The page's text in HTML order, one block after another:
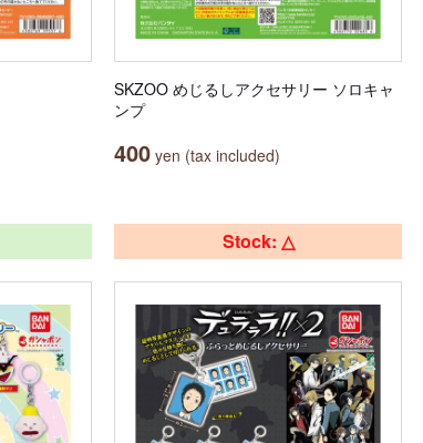
SKZOO めじるしアクセサリー ソロキャ
ンプ
400 yen (tax included)
Stock: △